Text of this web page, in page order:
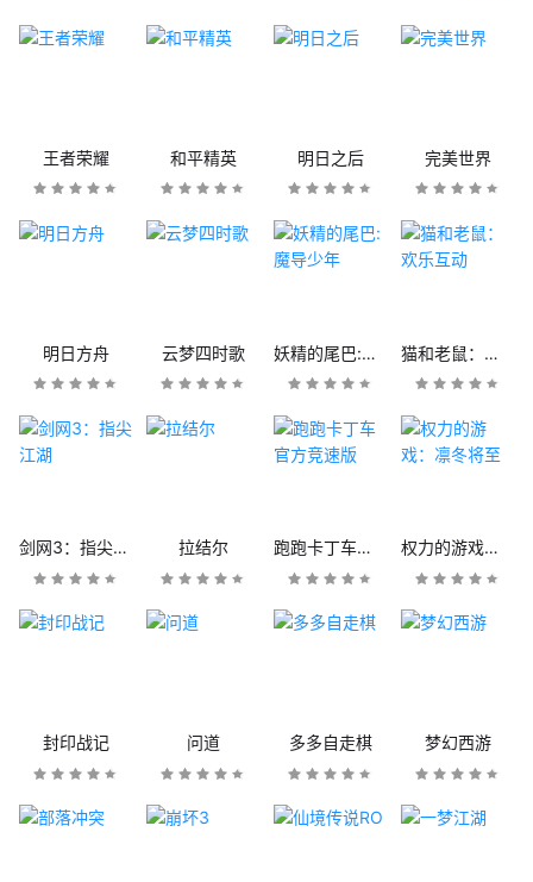
王者荣耀 和平精英 明日之后 完美世界
明日方舟 云梦四时歌 妖精的尾巴:魔导少年 猫和老鼠：欢乐互动
剑网3：指尖江湖 拉结尔 跑跑卡丁车官方竞速版 权力的游戏：凛冬将至
封印战记 问道 多多自走棋 梦幻西游